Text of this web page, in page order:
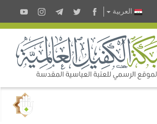
العربية